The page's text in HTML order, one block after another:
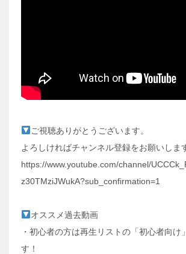
ご視聴ありがとうございます。
よろしければチャンネル登録をお願いしま
https://www.youtube.com/channel/
z30TMziJWukA?sub_confirmation=1
オススメ過去動画
・初心者の方は再生リストの「初心者向け
す！